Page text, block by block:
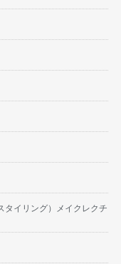
タイリング）メイクレクチ